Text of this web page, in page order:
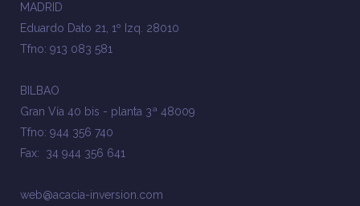
MADRID
Eduardo Dato 21, 1º Izq. 28010
Tfno: 913 083 581
BILBAO
Gran Vía 40 bis - planta 3ª 48009
Tfno: 944 356 740
Fax: 34 944 356 641
web@acacia-inversion.com